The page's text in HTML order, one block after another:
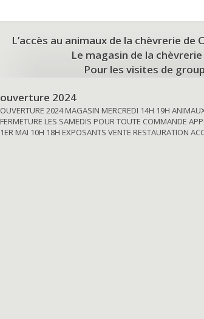
L’accès au animaux de la chèvrerie de
Le magasin de la
Pour les visites de
ouverture 2024
OUVERTURE 2024 MAGASIN MERCREDI 14H 19H
FERMETURE LES SAMEDIS POUR TOUTE COMMANDE
1ER MAI 10H 18H EXPOSANTS VENTE RESTAURATION